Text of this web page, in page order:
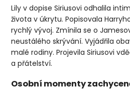
Lily v dopise Siriusovi odhalila
života v úkrytu. Popisovala
rychlý vývoj. Zmínila se o
neustálého skrývání. Vyjádřila
malé rodiny. Projevila Siriusovi
a přátelství.
Osobní momenty